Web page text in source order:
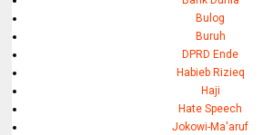
Bulog
Buruh
DPRD Ende
Habieb Rizieq
Haji
Hate Speech
Jokowi-Ma'aruf